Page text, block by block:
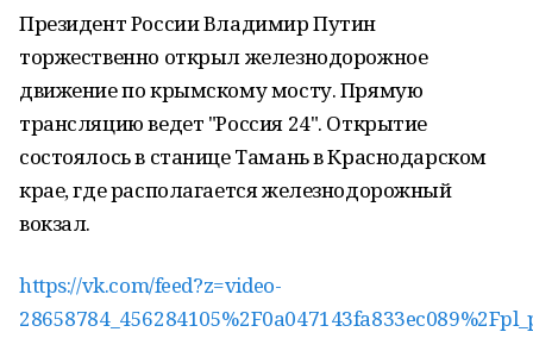
Президент России Владимир Путин
торжественно открыл железнодорожное
движение по крымскому мосту. Прямую
трансляцию ведет "Россия 24". Открытие
состоялось в станице Тамань в Краснодарском
крае, где располагается железнодорожный
вокзал.
https://vk.com/feed?z=video-